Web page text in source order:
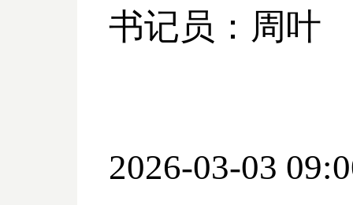
书记员：周叶
2026-03-03